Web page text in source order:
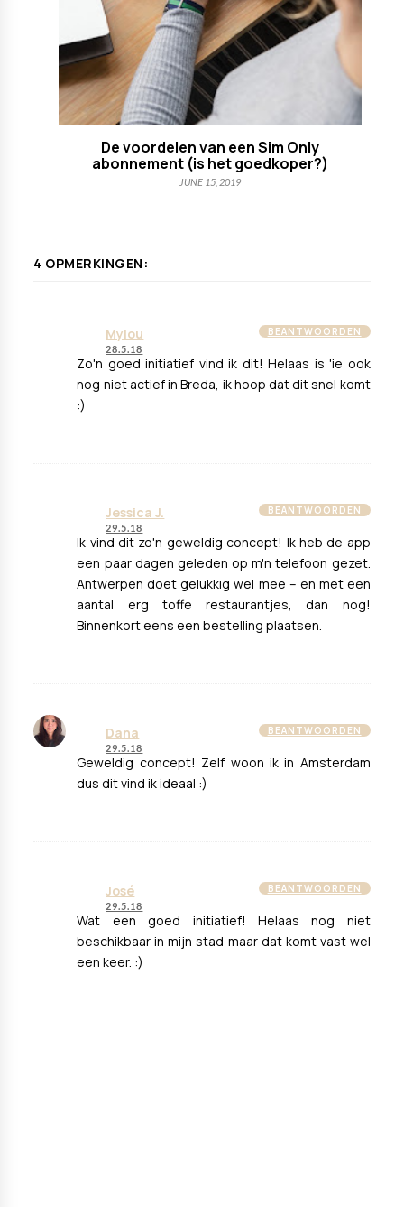
De voordelen van een Sim Only
abonnement (is het goedkoper?)
JUNE 15, 2019
4 OPMERKINGEN:
Mylou
28.5.18
Zo'n goed initiatief vind ik dit! Helaas is 'ie ook
nog niet actief in Breda, ik hoop dat dit snel komt
:)
BEANTWOORDEN
Jessica J.
29.5.18
Ik vind dit zo'n geweldig concept! Ik heb de app
een paar dagen geleden op m'n telefoon gezet.
Antwerpen doet gelukkig wel mee – en met een
aantal erg toffe restaurantjes, dan nog!
Binnenkort eens een bestelling plaatsen.
BEANTWOORDEN
Dana
29.5.18
Geweldig concept! Zelf woon ik in Amsterdam
dus dit vind ik ideaal :)
BEANTWOORDEN
José
29.5.18
Wat een goed initiatief! Helaas nog niet
beschikbaar in mijn stad maar dat komt vast wel
een keer. :)
BEANTWOORDEN